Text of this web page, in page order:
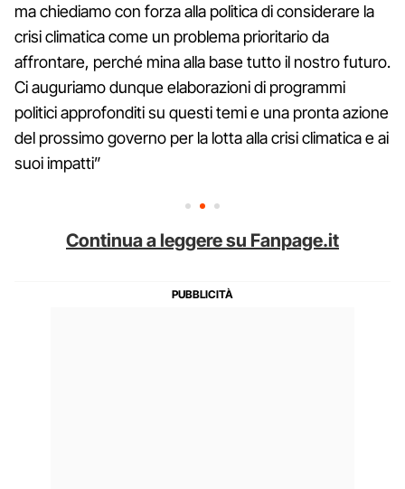
ma chiediamo con forza alla politica di considerare la
crisi climatica come un problema prioritario da
affrontare, perché mina alla base tutto il nostro futuro.
Ci auguriamo dunque elaborazioni di programmi
politici approfonditi su questi temi e una pronta azione
del prossimo governo per la lotta alla crisi climatica e ai
suoi impatti”
Continua a leggere su Fanpage.it